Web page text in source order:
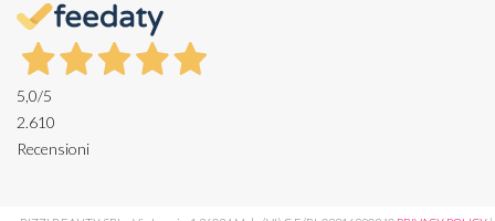
5,0/5
2.610
Recensioni